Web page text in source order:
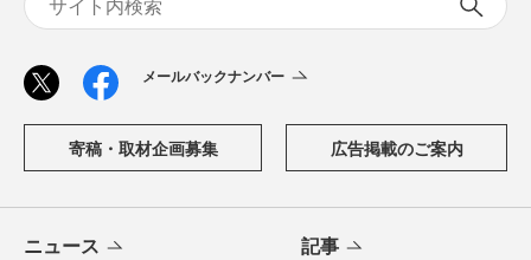
メールバックナンバー
寄稿・取材企画募集 広告掲載のご案内
ニュース 記事